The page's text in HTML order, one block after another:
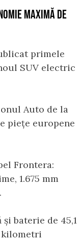
MAXIMĂ DE
primele
SUV electric
Auto de la
piețe europene
Frontera:
1.675 mm
și baterie de 45,1
kilometri